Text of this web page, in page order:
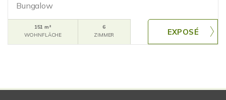
Bungalow
151 m²
WOHNFLÄCHE
6
ZIMMER